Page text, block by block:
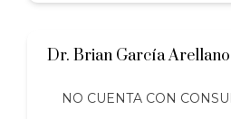
Dr. Brian García Arellano
NO CUENTA CON